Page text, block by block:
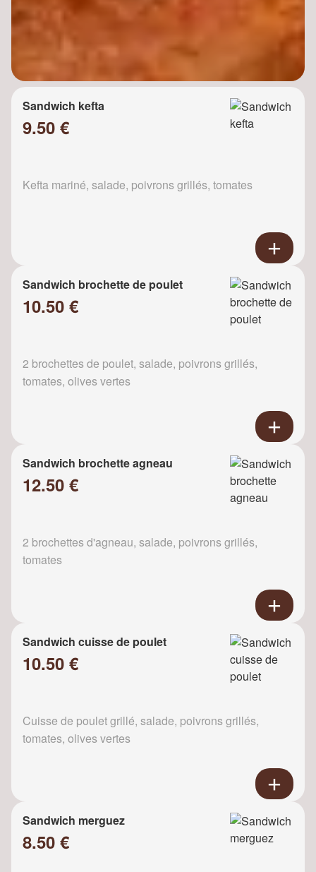
Sandwich kefta
9.50 €
Kefta mariné, salade, poivrons grillés, tomates
Sandwich brochette de poulet
10.50 €
2 brochettes de poulet, salade, poivrons grillés,
tomates, olives vertes
Sandwich brochette agneau
12.50 €
2 brochettes d'agneau, salade, poivrons grillés,
tomates
Sandwich cuisse de poulet
10.50 €
Cuisse de poulet grillé, salade, poivrons grillés,
tomates, olives vertes
Sandwich merguez
8.50 €